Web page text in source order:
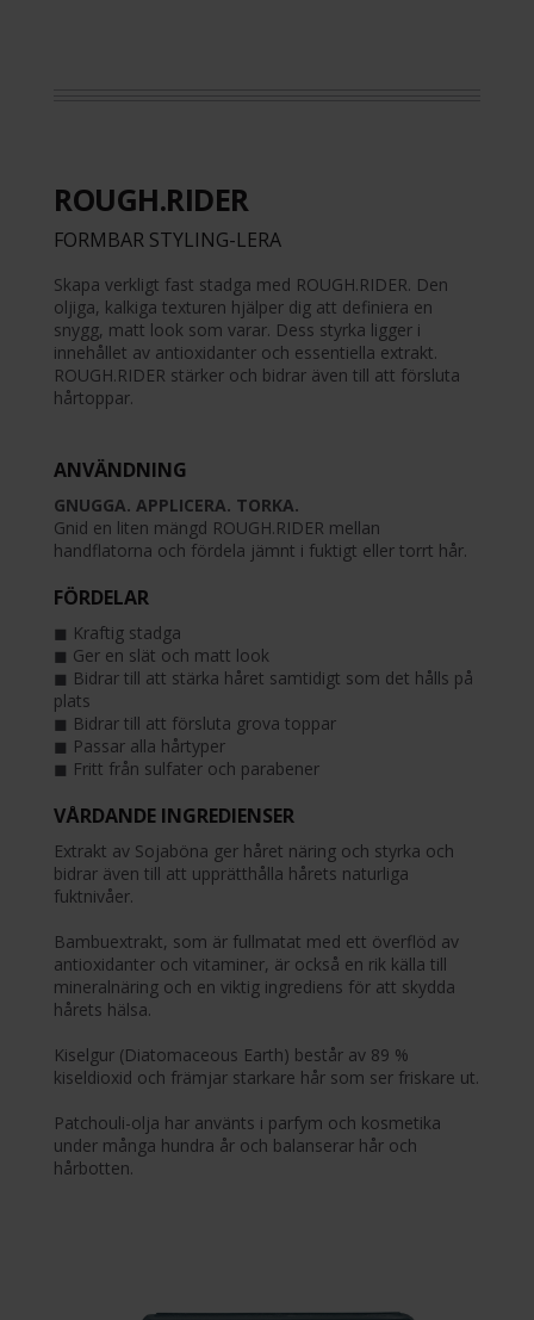
ROUGH.RIDER
FORMBAR STYLING-LERA
Skapa verkligt fast stadga med ROUGH.RIDER. Den
oljiga, kalkiga texturen hjälper dig att definiera en
snygg, matt look som varar. Dess styrka ligger i
innehållet av antioxidanter och essentiella extrakt.
ROUGH.RIDER stärker och bidrar även till att försluta
hårtoppar.
ANVÄNDNING
GNUGGA. APPLICERA. TORKA.
Gnid en liten mängd ROUGH.RIDER mellan
handflatorna och fördela jämnt i fuktigt eller torrt hår.
FÖRDELAR
◼︎ Kraftig stadga
◼︎ Ger en slät och matt look
◼︎ Bidrar till att stärka håret samtidigt som det hålls på
plats
◼︎ Bidrar till att försluta grova toppar
◼︎ Passar alla hårtyper
◼︎ Fritt från sulfater och parabener
VÅRDANDE INGREDIENSER
Extrakt av Sojaböna ger håret näring och styrka och
bidrar även till att upprätthålla hårets naturliga
fuktnivåer.
Bambuextrakt, som är fullmatat med ett överflöd av
antioxidanter och vitaminer, är också en rik källa till
mineralnäring och en viktig ingrediens för att skydda
hårets hälsa.
Kiselgur (Diatomaceous Earth) består av 89 %
kiseldioxid och främjar starkare hår som ser friskare ut.
Patchouli-olja har använts i parfym och kosmetika
under många hundra år och balanserar hår och
hårbotten.